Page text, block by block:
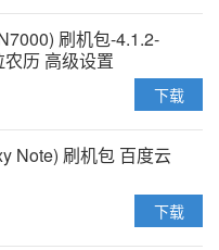
刷机包-4.1.2-
历 高级设置
下载
Note) 刷机包 百度云
下载